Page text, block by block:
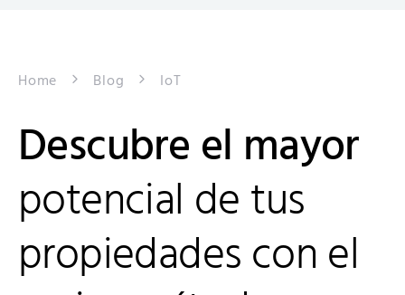
Home Blog IoT
Descubre el mayor
potencial de tus
propiedades con el